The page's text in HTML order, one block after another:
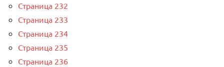
Страница 232
Страница 233
Страница 234
Страница 235
Страница 236